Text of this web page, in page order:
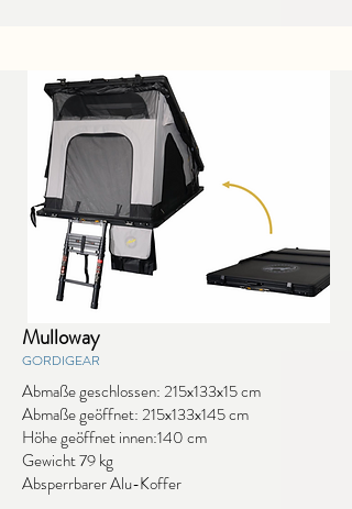
Mulloway
GORDIGEAR
Abmaße geschlossen: 215x133x15 cm
Abmaße geöffnet: 215x133x145 cm
Höhe geöffnet innen:140 cm
Gewicht 79 kg
Absperrbarer Alu-Koffer